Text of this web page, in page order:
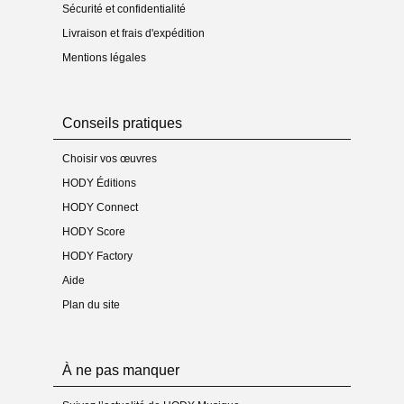
Sécurité et confidentialité
Livraison et frais d'expédition
Mentions légales
Conseils pratiques
Choisir vos œuvres
HODY Éditions
HODY Connect
HODY Score
HODY Factory
Aide
Plan du site
À ne pas manquer